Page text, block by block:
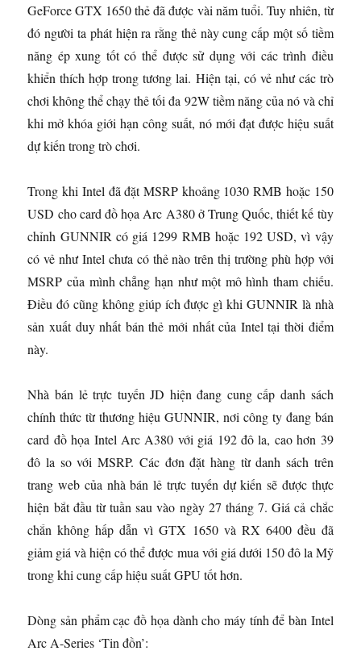
GeForce GTX 1650 thẻ đã được vài năm tuổi. Tuy nhiên, từ
đó người ta phát hiện ra rằng thẻ này cung cấp một số tiềm
năng ép xung tốt có thể được sử dụng với các trình điều
khiển thích hợp trong tương lai. Hiện tại, có vẻ như các trò
chơi không thể chạy thẻ tối đa 92W tiềm năng của nó và chỉ
khi mở khóa giới hạn công suất, nó mới đạt được hiệu suất
dự kiến ​​trong trò chơi.
Trong khi Intel đã đặt MSRP khoảng 1030 RMB hoặc 150
USD cho card đồ họa Arc A380 ở Trung Quốc, thiết kế tùy
chỉnh GUNNIR có giá 1299 RMB hoặc 192 USD, vì vậy
có vẻ như Intel chưa có thẻ nào trên thị trường phù hợp với
MSRP của mình chẳng hạn như một mô hình tham chiếu.
Điều đó cũng không giúp ích được gì khi GUNNIR là nhà
sản xuất duy nhất bán thẻ mới nhất của Intel tại thời điểm
này.
Nhà bán lẻ trực tuyến JD hiện đang cung cấp danh sách
chính thức từ thương hiệu GUNNIR, nơi công ty đang bán
card đồ họa Intel Arc A380 với giá 192 đô la, cao hơn 39
đô la so với MSRP. Các đơn đặt hàng từ danh sách trên
trang web của nhà bán lẻ trực tuyến dự kiến ​​sẽ được thực
hiện bắt đầu từ tuần sau vào ngày 27 tháng 7. Giá cả chắc
chắn không hấp dẫn vì GTX 1650 và RX 6400 đều đã
giảm giá và hiện có thể được mua với giá dưới 150 đô la Mỹ
trong khi cung cấp hiệu suất GPU tốt hơn.
Dòng sản phẩm cạc đồ họa dành cho máy tính để bàn Intel
Arc A-Series ‘Tin đồn’: